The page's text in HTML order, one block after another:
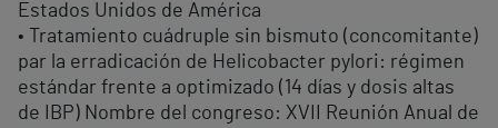
Estados Unidos de América
• Tratamiento cuádruple sin bismuto (concomitante)
par la erradicación de Helicobacter pylori: régimen
estándar frente a optimizado (14 días y dosis altas
de IBP) Nombre del congreso: XVII Reunión Anual de